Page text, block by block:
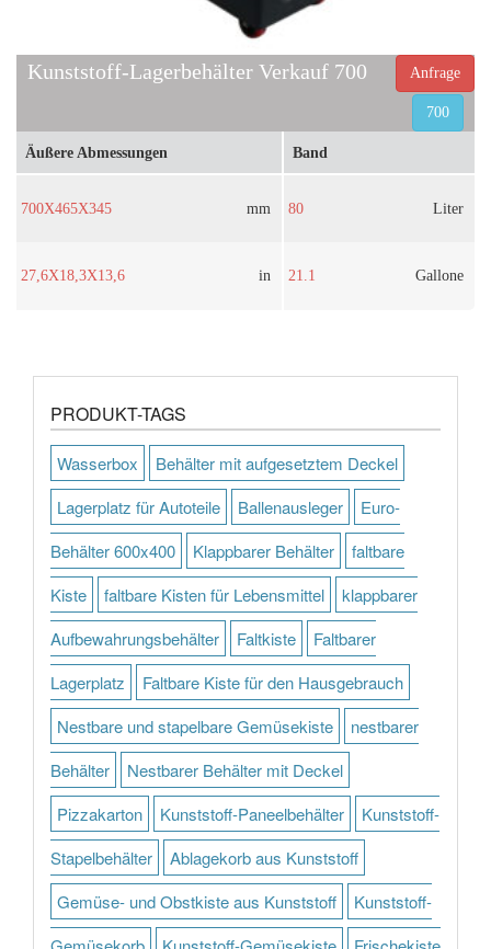
Kunststoff-Lagerbehälter Verkauf 700 Anfrage
700
Äußere Abmessungen
700X465X345 mm
27,6X18,3X13,6 in
Band
80 Liter
21.1 Gallone
PRODUKT-TAGS
Wasserbox
Behälter mit aufgesetztem Deckel
Lagerplatz für Autoteile
Ballenausleger
Euro-
Behälter 600x400
Klappbarer Behälter
faltbare
Kiste
faltbare Kisten für Lebensmittel
klappbarer
Aufbewahrungsbehälter
Faltkiste
Faltbarer
Lagerplatz
Faltbare Kiste für den Hausgebrauch
Nestbare und stapelbare Gemüsekiste
nestbarer
Behälter
Nestbarer Behälter mit Deckel
Pizzakarton
Kunststoff-Paneelbehälter
Kunststoff-
Stapelbehälter
Ablagekorb aus Kunststoff
Gemüse- und Obstkiste aus Kunststoff
Kunststoff-